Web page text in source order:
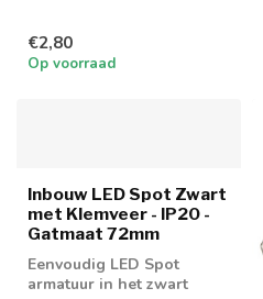
€2,80
Op voorraad
Inbouw LED Spot Zwart
met Klemveer - IP20 -
Gatmaat 72mm
Eenvoudig LED Spot
armatuur in het zwart